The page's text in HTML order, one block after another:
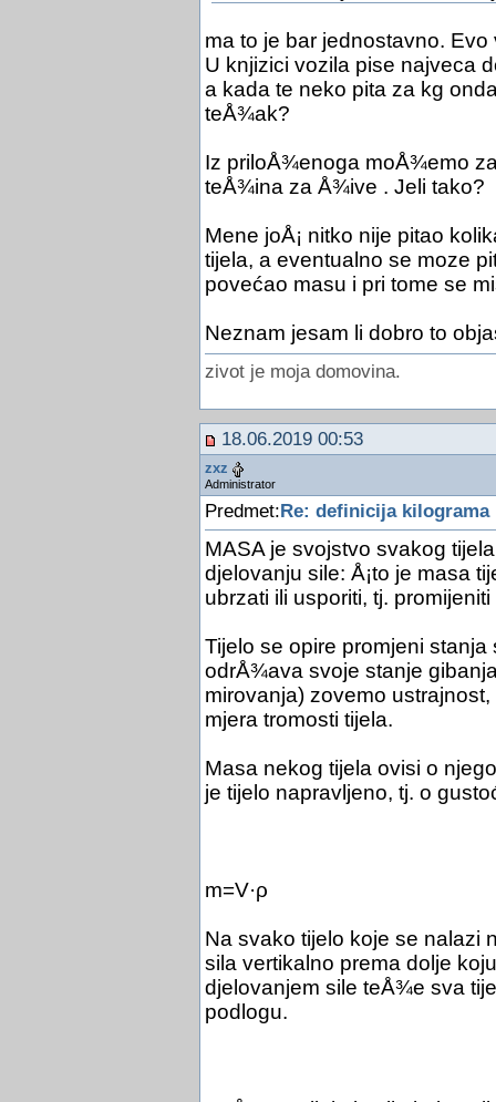
ma to je bar jednostavno. Evo
U knjizici vozila pise najveca
a kada te neko pita za kg
teÅ¾ak?
Iz priloÅ¾enoga moÅ¾emo
teÅ¾ina za Å¾ive . Jeli tako?
Mene joÅ¡ nitko nije pitao
tijela, a eventualno se moze
povećao masu i pri tome se
Neznam jesam li dobro to
zivot je moja domovina.
18.06.2019 00:53
zxz
Administrator
Predmet:Re: definicija kilograma
MASA je svojstvo svakog
djelovanju sile: Å¡to je masa
ubrzati ili usporiti, tj.
Tijelo se opire promjeni
odrÅ¾ava svoje stanje
mirovanja) zovemo
mjera tromosti tijela.
Masa nekog tijela ovisi o
je tijelo napravljeno, tj. o
m=V·ρ
Na svako tijelo koje se nalazi
sila vertikalno prema dolje
djelovanjem sile teÅ¾e sva
podlogu.